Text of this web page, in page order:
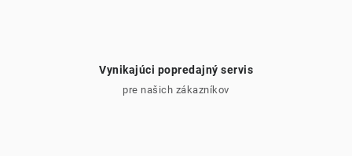
Vynikajúci popredajný servis
pre našich zákazníkov